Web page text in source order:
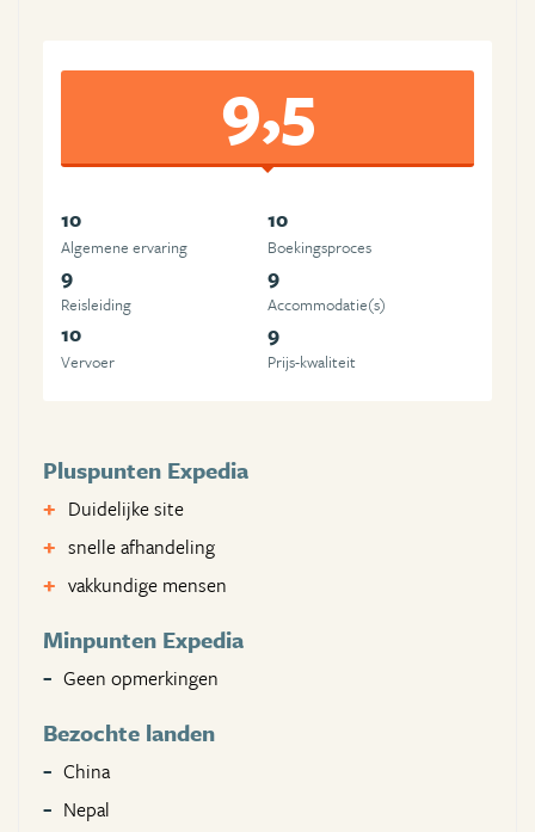
9,5
10
Algemene ervaring
10
Boekingsproces
9
Reisleiding
9
Accommodatie(s)
10
Vervoer
9
Prijs-kwaliteit
Pluspunten Expedia
Duidelijke site
snelle afhandeling
vakkundige mensen
Minpunten Expedia
Geen opmerkingen
Bezochte landen
China
Nepal